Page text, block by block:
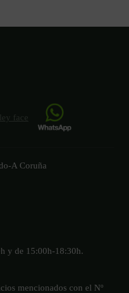
A Coruña
y de 15:00h-18:30h.
mencionados con el Nº